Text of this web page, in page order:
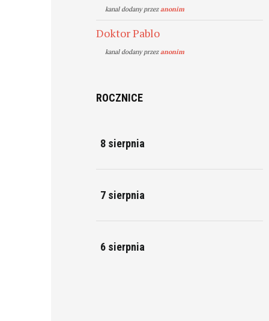
kanal dodany przezanonim
Doktor Pablo
kanal dodany przezanonim
ROCZNICE
8 sierpnia
7 sierpnia
6 sierpnia